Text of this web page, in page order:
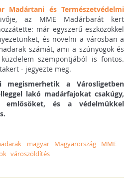
Madártani és Természetvédelmi
az MME Madárbarát kert
már egyszerű eszközökkel
és növelni a városban a
számát, ami a szúnyogok és
szempontjából is fontos.
- jegyezte meg.
a Városligetben
lakó madárfajokat csakúgy,
és a védelmükkel
magyar Magyarország
MME
városzöldítés